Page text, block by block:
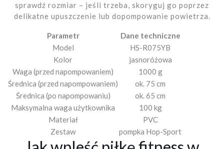
sprawdź rozmiar – jeśli trzeba, skoryguj go poprzez
delikatne upuszczenie lub dopompowanie powietrza.
Parametr
Dane techniczne
Model
HS-R075YB
Kolor
jasnoróżowa
Waga (przed napompowaniem)
1000 g
Średnica (przed napompowaniem)
ok. 75 cm
Średnica (po napompowaniu)
ok. 65 cm
Maksymalna waga użytkownika
100 kg
Materiał
PVC
Zestaw
pompka Hop-Sport